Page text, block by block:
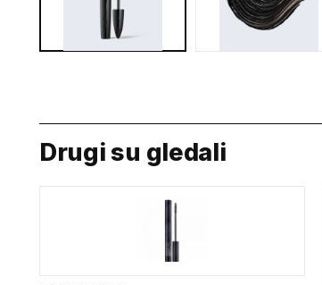
Drugi su gledali